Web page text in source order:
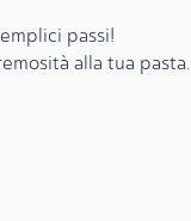
passi!
alla tua pasta.